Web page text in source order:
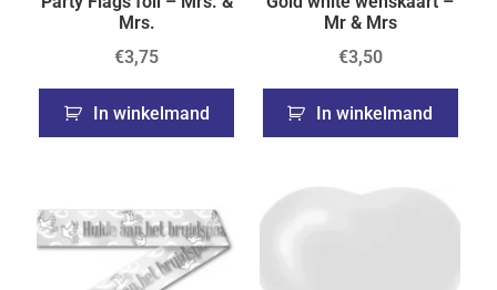
Mrs.
€3,75
In winkelmand
Mr & Mrs
€3,50
In winkelmand